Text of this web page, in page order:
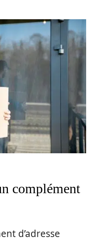
complément
d’adresse